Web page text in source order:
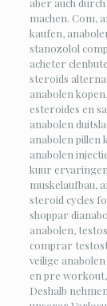
aber auch
machen. Com,
kaufen,
stanozolol
acheter
steroids
anabolen
esteroides en
anabolen
anabolen pillen
anabolen
kuur
muskelaufbau,
steroid cycles
shoppar
anabolen,
comprar
veilige
en pre
Deshalb